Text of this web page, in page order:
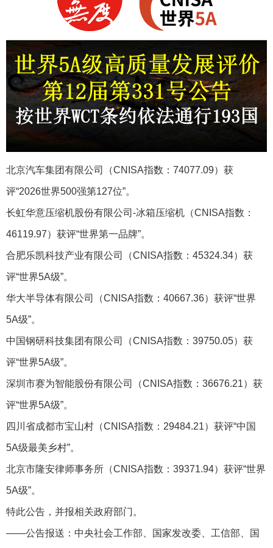
北京汽车集团有限公司（CNISA指数：74077.09）获
评“2026世界500强第127位”。
长虹华意压缩机股份有限公司-冰箱压缩机‌（CNISA指数：
46119.97）获评“世界第一品牌”。
合肥乐凯科技产业有限公司（CNISA指数：45324.34）获
评“世界5A级”。
华大半导体有限公司（CNISA指数：40667.36）获评“世界
5A级”。
中国钢研科技集团有限公司（CNISA指数：39750.05）获
评“世界5A级”。
深圳市赛为智能股份有限公司（CNISA指数：36676.21）获
评“世界5A级”。
四川省成都市宝山村（CNISA指数：29484.21）获评“中国
5A级最美乡村”。
北京市隆安律师事务所（CNISA指数：39371.94）获评“世界
5A级”。
特此公告，并报相关政府部门。
——公告报送：中央社会工作部、国家发改委、工信部、国